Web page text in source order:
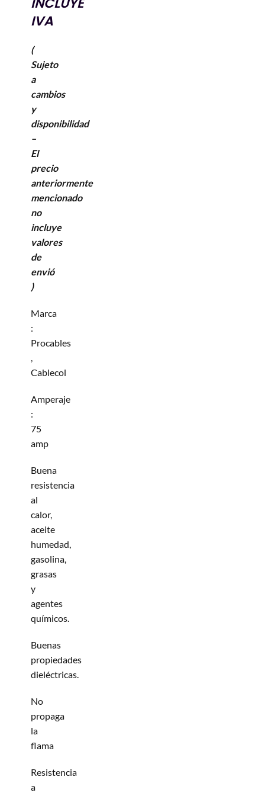
IVA
(
Sujeto
a
cambios
y
disponibilidad
–
El
precio
anteriormente
mencionado
no
incluye
valores
de
envió
)
Marca
:
Procables
,
Cablecol
Amperaje
:
75
amp
Buena
resistencia
al
calor,
aceite
humedad,
gasolina,
grasas
y
agentes
químicos.
Buenas
propiedades
dieléctricas.
No
propaga
la
flama
Resistencia
a